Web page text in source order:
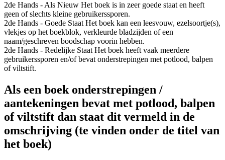
2de Hands - Als Nieuw Het boek is in zeer goede staat en heeft
geen of slechts kleine gebruikerssporen.
2de Hands - Goede Staat Het boek kan een leesvouw, ezelsoortje(s),
vlekjes op het boekblok, verkleurde bladzijden of een
naam/geschreven boodschap voorin hebben.
2de Hands - Redelijke Staat Het boek heeft vaak meerdere
gebruikerssporen en/of bevat onderstrepingen met potlood, balpen
of viltstift.
Als een boek onderstrepingen /
aantekeningen bevat met potlood, balpen
of viltstift dan staat dit vermeld in de
omschrijving (te vinden onder de titel van
het boek)